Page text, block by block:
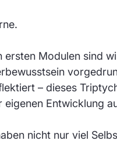
ersten Modulen sind
– dieses
eigenen Entwicklung
nicht nur viel